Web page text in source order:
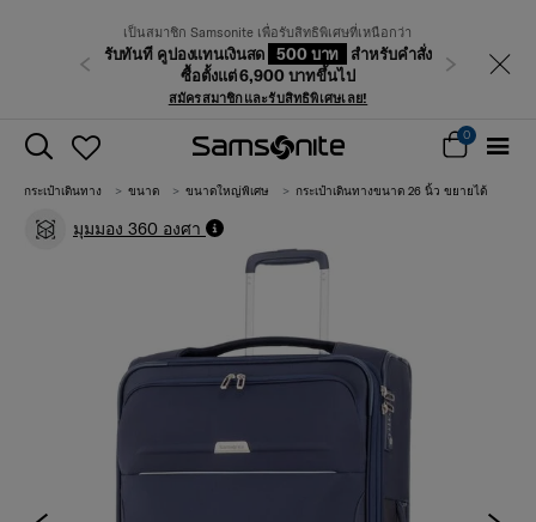
เป็นสมาชิก Samsonite เพื่อรับสิทธิพิเศษที่เหนือกว่า
รับทันที คูปองแทนเงินสด 500 บาท
สำหรับคำสั่ง
ซื้อตั้งแต่ 6,900 บาทขึ้นไป
สมัครสมาชิกและรับสิทธิพิเศษเลย!
ก่อนหน้า ถัดไป
0
กระเป๋าเดินทาง ขนาด ขนาดใหญ่พิเศษ กระเป๋าเดินทางขนาด 26 นิ้ว ขยายได้
มุมมอง 360 องศา